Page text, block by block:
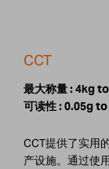
CCT
最大称量 :4kg
可读性 :0.05g
CCT提供了实用
产设施。通过使